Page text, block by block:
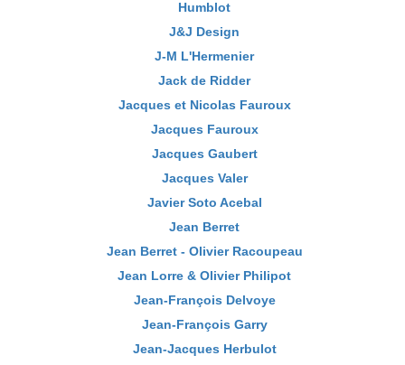
Humblot
J&J Design
J-M L'Hermenier
Jack de Ridder
Jacques et Nicolas Fauroux
Jacques Fauroux
Jacques Gaubert
Jacques Valer
Javier Soto Acebal
Jean Berret
Jean Berret - Olivier Racoupeau
Jean Lorre & Olivier Philipot
Jean-François Delvoye
Jean-François Garry
Jean-Jacques Herbulot